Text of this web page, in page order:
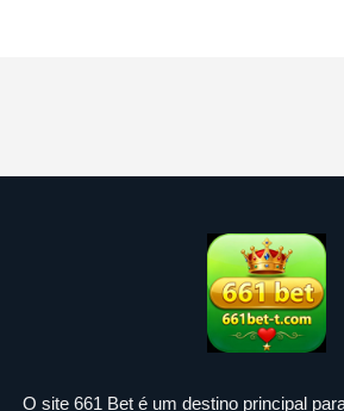
O site 661 Bet é um destino principal